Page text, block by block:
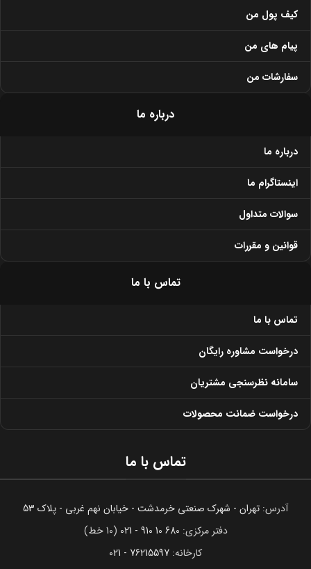
تماس با ما
تماس با ما
درخواست مشاوره رایگان
سامانه نظرسنجی مشتریان
درخواست ضمانت محصولات
درباره ما
درباره ما
اینستاگرام ما
سوالات متداول
قوانین و مقررات
کیف پول من
پیام های من
سفارشات من
تماس با ما
آدرس: تهران - شهرک صنعتی خرمدشت - خیابان نهم غربی - پلاک 53
دفتر مرکزی: 680 10 910 - 021
(10 خط)
کارخانه: 76215597 - 021